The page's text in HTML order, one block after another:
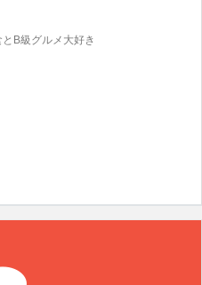
B級グルメ大好き